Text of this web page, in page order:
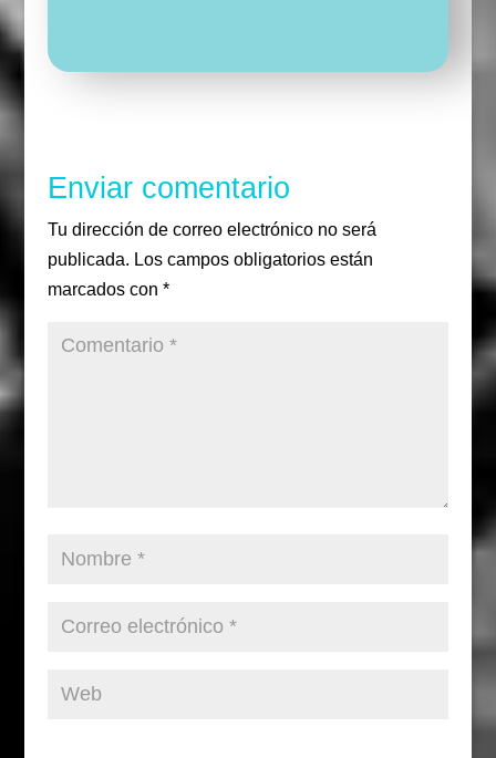
Enviar comentario
Tu dirección de correo electrónico no será
publicada. Los campos obligatorios están
marcados con *